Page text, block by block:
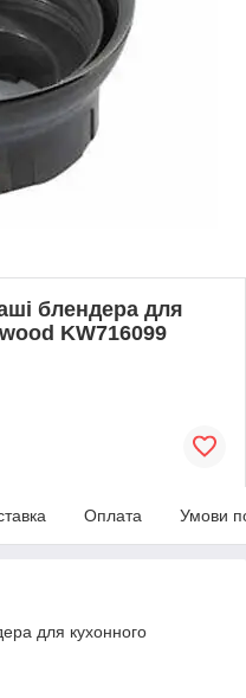
блендера для
KW716099
Оплата Умови
для кухонного